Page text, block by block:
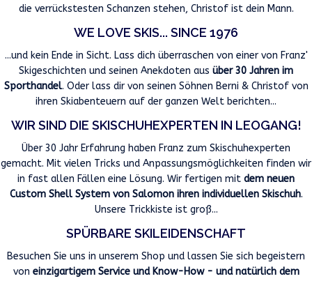
die verrückstesten Schanzen stehen, Christof ist dein Mann.
WE LOVE SKIS... SINCE 1976
...und kein Ende in Sicht. Lass dich überraschen von einer von Franz'
Skigeschichten und seinen Anekdoten aus über 30 Jahren im
Sporthandel. Oder lass dir von seinen Söhnen Berni & Christof von
ihren Skiabenteuern auf der ganzen Welt berichten...
WIR SIND DIE SKISCHUHEXPERTEN IN LEOGANG!
Über 30 Jahr Erfahrung haben Franz zum Skischuhexperten
gemacht. Mit vielen Tricks und Anpassungsmöglichkeiten finden wir
in fast allen Fällen eine Lösung. Wir fertigen mit dem neuen
Custom Shell System von Salomon ihren individuellen Skischuh.
Unsere Trickkiste ist groß...
SPÜRBARE SKILEIDENSCHAFT
Besuchen Sie uns in unserem Shop und lassen Sie sich begeistern
von einzigartigem Service und Know-How - und natürlich dem